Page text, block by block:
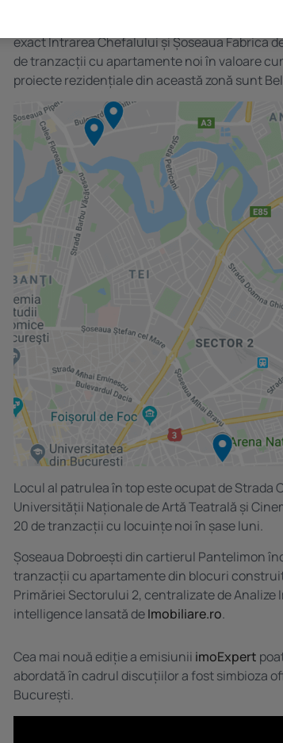
exact Intrarea Chefalului și Șoseaua Fabrica
de tranzacții cu apartamente noi în valoare
proiecte rezidențiale din această zonă sunt
Locul al patrulea în top este ocupat de Strada
Universității Naționale de Artă Teatrală și
20 de tranzacții cu locuințe noi în șase luni.
Șoseaua Dobroești din cartierul Pantelimon
tranzacții cu apartamente din blocuri
Primăriei Sectorului 2, centralizate de
intelligence lansată deImobiliare.ro.
Cea mai nouă ediție a emisiunii imoExpert
abordată în cadrul discuțiilor a fost simbioza
București.